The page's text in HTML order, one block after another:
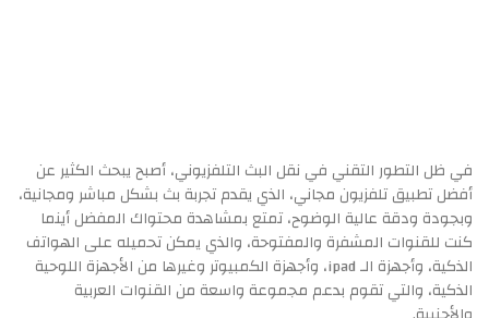
في ظل التطور التقني في نقل البث التلفزيوني، أصبح يبحث الكثير عن
أفضل تطبيق تلفزيون مجاني، الذي يقدم تجربة بث بشكل مباشر ومجانية،
وبجودة ودقة عالية الوضوح، تمتع بمشاهدة محتواك المفضل أينما
كنت للقنوات المشفرة والمفتوحة، والذي يمكن تحميله على الهواتف
الذكية، وأجهزة الـ ipad، وأجهزة الكمبيوتر وغيرها من الأجهزة اللوحية
الذكية، والتي تقوم بدعم مجموعة واسعة من القنوات العربية